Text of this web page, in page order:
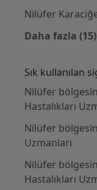
Nilüfer
Daha fazla (15)
Sık kullanılan
Nilüfer
Hastalıkları
Nilüfer
Uzmanları
Nilüfer
Hastalıkları